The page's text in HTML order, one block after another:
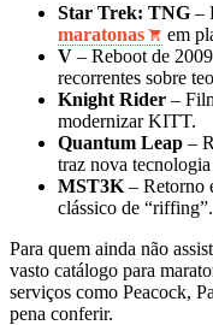
Star Trek: TNG –
maratonas
em
V – Reboot de
recorrentes sobre
Knight Rider –
modernizar KITT.
Quantum Leap –
traz nova
MST3K – Retorno
clássico de “riffing”.
Para quem ainda não
vasto catálogo para
serviços como Peacock,
pena conferir.